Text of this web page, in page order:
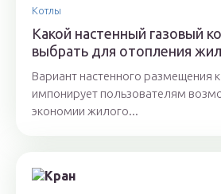
Котлы
Какой настенный газовый
выбрать для отопления
Вариант настенного размещения
импонирует пользователям
экономии жилого...